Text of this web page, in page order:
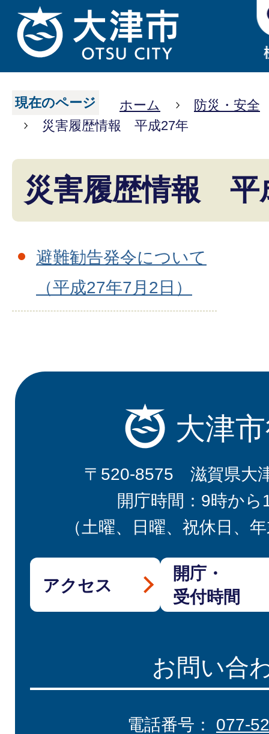
現在のページ ホーム
防災・安全
災害履歴情報 平成27年
災害履歴情報 平
避難勧告発令について
（平成27年7月2日）
大津
〒520-8575 滋賀県大
開庁時間：9時から
（土曜、日曜、祝休日、
アクセス
開庁・
受付時間
お問い合
電話番号： 077-